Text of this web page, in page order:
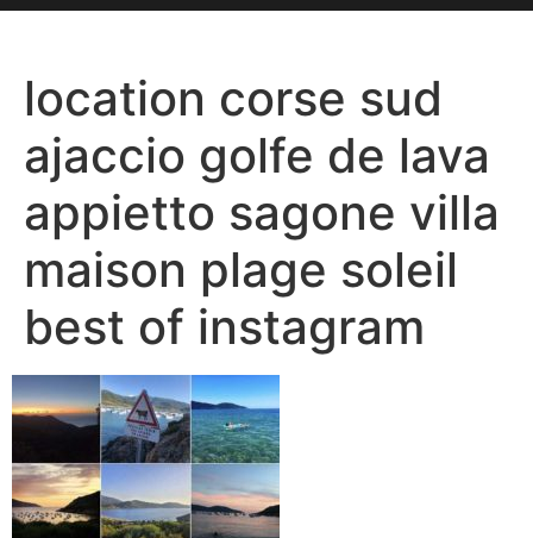
location corse sud
ajaccio golfe de lava
appietto sagone villa
maison plage soleil
best of instagram